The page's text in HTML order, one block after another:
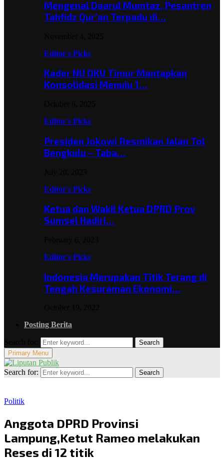
Mengenal Daarul Mumtaz, Pesantren
Tahfidz Qur’an Terpadu di…
Editor's Picks
Kader NU OKU Timur Mantapkan
Konsolidasi Menuju 1…
Editor's Picks
Presiden Jokowi Resmikan Jalan Tol
Bengkulu – Taba…
Editor's Picks
Ketua dan Wakil Ketua DPRD Prov
Sumsel Hadiri…
Editor's Picks
Indonesia Merupakan Titik Terang di
Tengah Kesuraman Ekonomi…
Posting Berita
Search
Primary Menu
Search for: Search
Politik
Anggota DPRD Provinsi
Lampung,Ketut Rameo melakukan
Reses di 12 titik